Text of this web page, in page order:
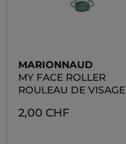
MARIONNAUD
MY FACE ROLLER
ROULEAU DE VISAGE
2,00 CHF